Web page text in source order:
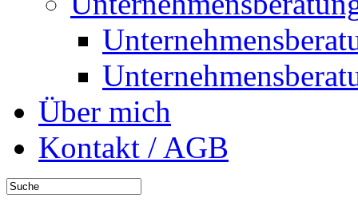
Über mich
Kontakt / AGB